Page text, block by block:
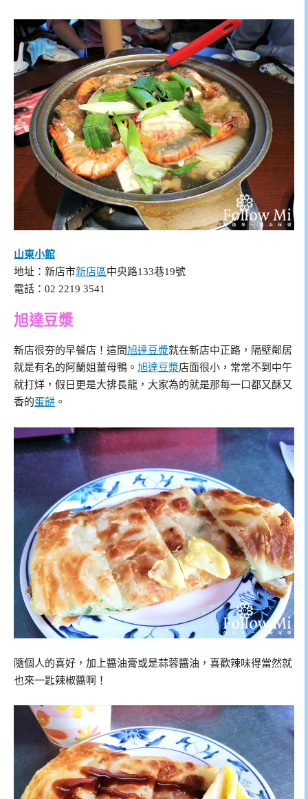
山東小館
地址：新店市新店區中央路133巷19號
電話：02 2219 3541
旭達豆漿
新店很夯的早餐店！這間旭達豆漿就在新店中正路，隔壁鄰居
就是有名的阿蘭姐薑母鴨。 旭達豆漿店面很小，常常不到中午
就打烊，假日更是大排長龍，大家為的就是那每一口都又酥又
香的蛋餅 。
隨個人的喜好，加上醬油膏或是蒜蓉醬油，喜歡辣味得當然就
也來一匙辣椒醬啊！